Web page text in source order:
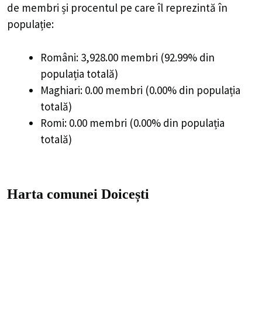
de membri și procentul pe care îl reprezintă în
populație:
Români: 3,928.00 membri (92.99% din
populația totală)
Maghiari: 0.00 membri (0.00% din populația
totală)
Romi: 0.00 membri (0.00% din populația
totală)
Harta comunei Doicești